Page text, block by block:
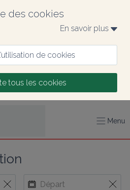
des cookies
En savoir plus
de cookies
tous les cookies
Menu